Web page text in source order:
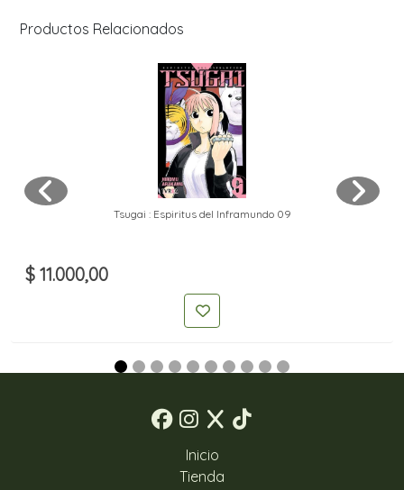
Productos Relacionados
Tsugai : Espiritus del Inframundo 09
$ 11.000,00
Inicio
Tienda